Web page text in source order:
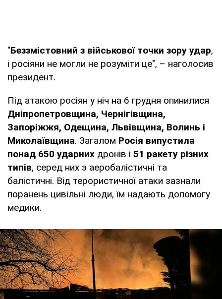
"Беззмістовний з військової точки зору удар,
і росіяни не могли не розуміти це", – наголосив
президент.
Під атакою росіян у ніч на 6 грудня опинилися
Дніпропетровщина, Чернігівщина,
Запоріжжя, Одещина, Львівщина, Волинь і
Миколаївщина. Загалом Росія випустила
понад 650 ударних дронів і 51 ракету різних
типів, серед них з аеробалістичні та
балістичні. Від терористичної атаки зазнали
поранень цивільні люди, їм надають допомогу
медики.